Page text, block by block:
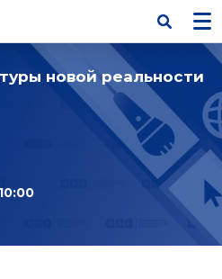
новой реальности